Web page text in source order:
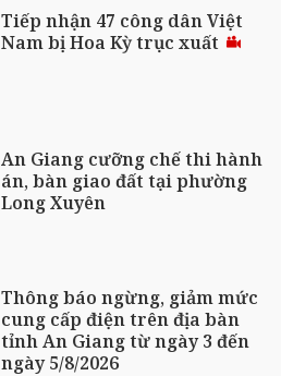
Tiếp nhận 47 công dân Việt
Nam bị Hoa Kỳ trục xuất
An Giang cưỡng chế thi hành
án, bàn giao đất tại phường
Long Xuyên
Thông báo ngừng, giảm mức
cung cấp điện trên địa bàn
tỉnh An Giang từ ngày 3 đến
ngày 5/8/2026